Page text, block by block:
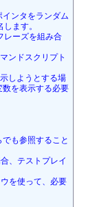
ンタをランダム
ます。
レーズを組み合
を表示する必要
も参照すること
、テストプレイ
を使って、必要